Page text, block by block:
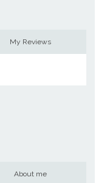
My Reviews
About me